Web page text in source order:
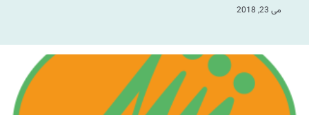
می 23, 2018